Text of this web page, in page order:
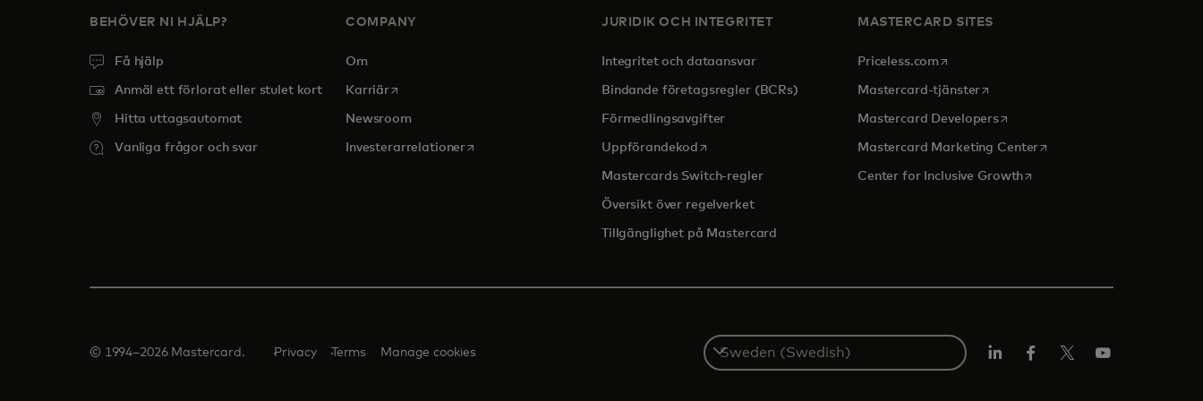
BEHÖVER NI HJÄLP?
Få hjälp
Anmäl ett förlorat eller stulet kort
Hitta uttagsautomat
Vanliga frågor och svar
COMPANY
Om
Karriäropens in a new tab
Newsroom
Investerarrelationeropens in a new tab
JURIDIK OCH INTEGRITET
Integritet och dataansvar
Bindande företagsregler (BCRs)
Förmedlingsavgifter
Uppförandekod opens in a new tab
Mastercards Switch-regler
Översikt över regelverket
Tillgänglighet på Mastercard
MASTERCARD SITES
Priceless.com opens in a new tab
Mastercard-tjänsteropens in a new tab
Mastercard Developersopens in a new tab
Mastercard Marketing Centeropens in a new tab
Center for Inclusive Growthopens in a new tab
© 1994–2026 Mastercard. Privacy Terms Manage cookies
Select
a
country